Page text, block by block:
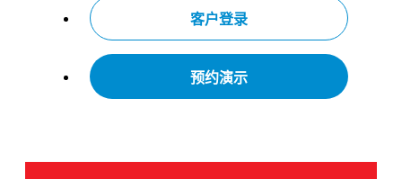
客户登录
预约演示